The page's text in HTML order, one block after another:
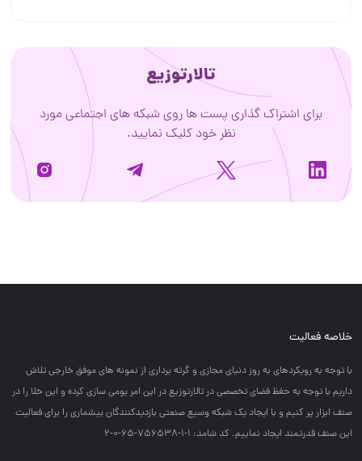
تالارتوزیع
برای اشتراک گذاری پست ها روی شبکه های اجتماعی مورد
نظر خود کلیک نمایید.
خلاصه فعالیت
با توجه به رويكردهاي به روز دنياي مجازي و گرته برداري از نمونه هاي موفق خارجي تلاش
داريم با توجه به حفظ فضاي تخصصي در تالارتوزيع در اين امر بومي سازي كرده و اين خلا را در
صنف ابزار پر كنيم و با ايجاد يك شبكه وسيع صنعتي بازديدكنندگان بيشماري را براي فعاليت
اين صنف قدرتمند ايجاد نماييم. کد شامد: 1-1-756538-65-0-2